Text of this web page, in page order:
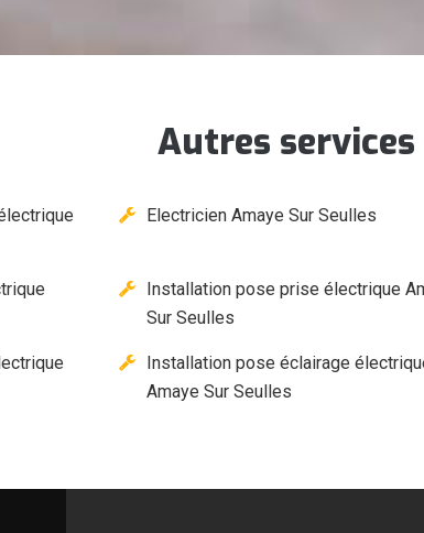
Autres services
Electricien Amaye Sur Seulles
Installation pose prise électrique
Sur Seulles
Installation pose éclairage
Amaye Sur Seulles